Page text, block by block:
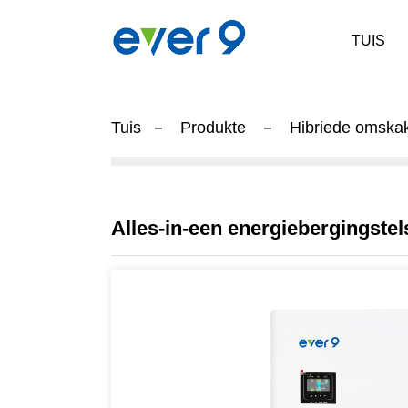
TUIS
Tuis Produkte Hibriede
Alles-in-een